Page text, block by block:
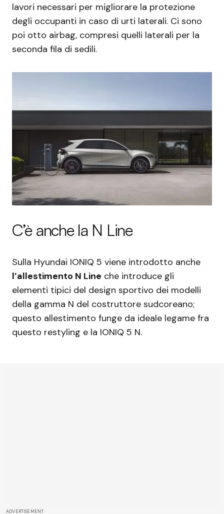
lavori necessari per migliorare la protezione
degli occupanti in caso di urti laterali. Ci sono
poi otto airbag, compresi quelli laterali per la
seconda fila di sedili.
C’è anche la N Line
Sulla Hyundai IONIQ 5 viene introdotto anche
l’allestimento N Line che introduce gli
elementi tipici del design sportivo dei modelli
della gamma N del costruttore sudcoreano;
questo allestimento funge da ideale legame fra
questo restyling e la IONIQ 5 N.
ADVERTISEMENT